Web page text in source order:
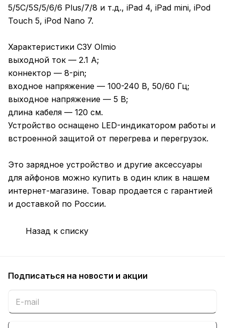
5/5C/5S/5/6/6 Plus/7/8 и т.д., iPad 4, iPad mini, iPod
Touch 5, iPod Nano 7.
Характеристики СЗУ Olmio
выходной ток — 2.1 А;
коннектор — 8-pin;
входное напряжение — 100-240 В, 50/60 Гц;
выходное напряжение — 5 В;
длина кабеля — 120 см.
Устройство оснащено LED-индикатором работы и
встроенной защитой от перегрева и перегрузок.
Это зарядное устройство и другие аксессуары
для айфонов можно купить в один клик в нашем
интернет-магазине. Товар продается с гарантией
и доставкой по России.
Назад к списку
Подписаться на новости и акции